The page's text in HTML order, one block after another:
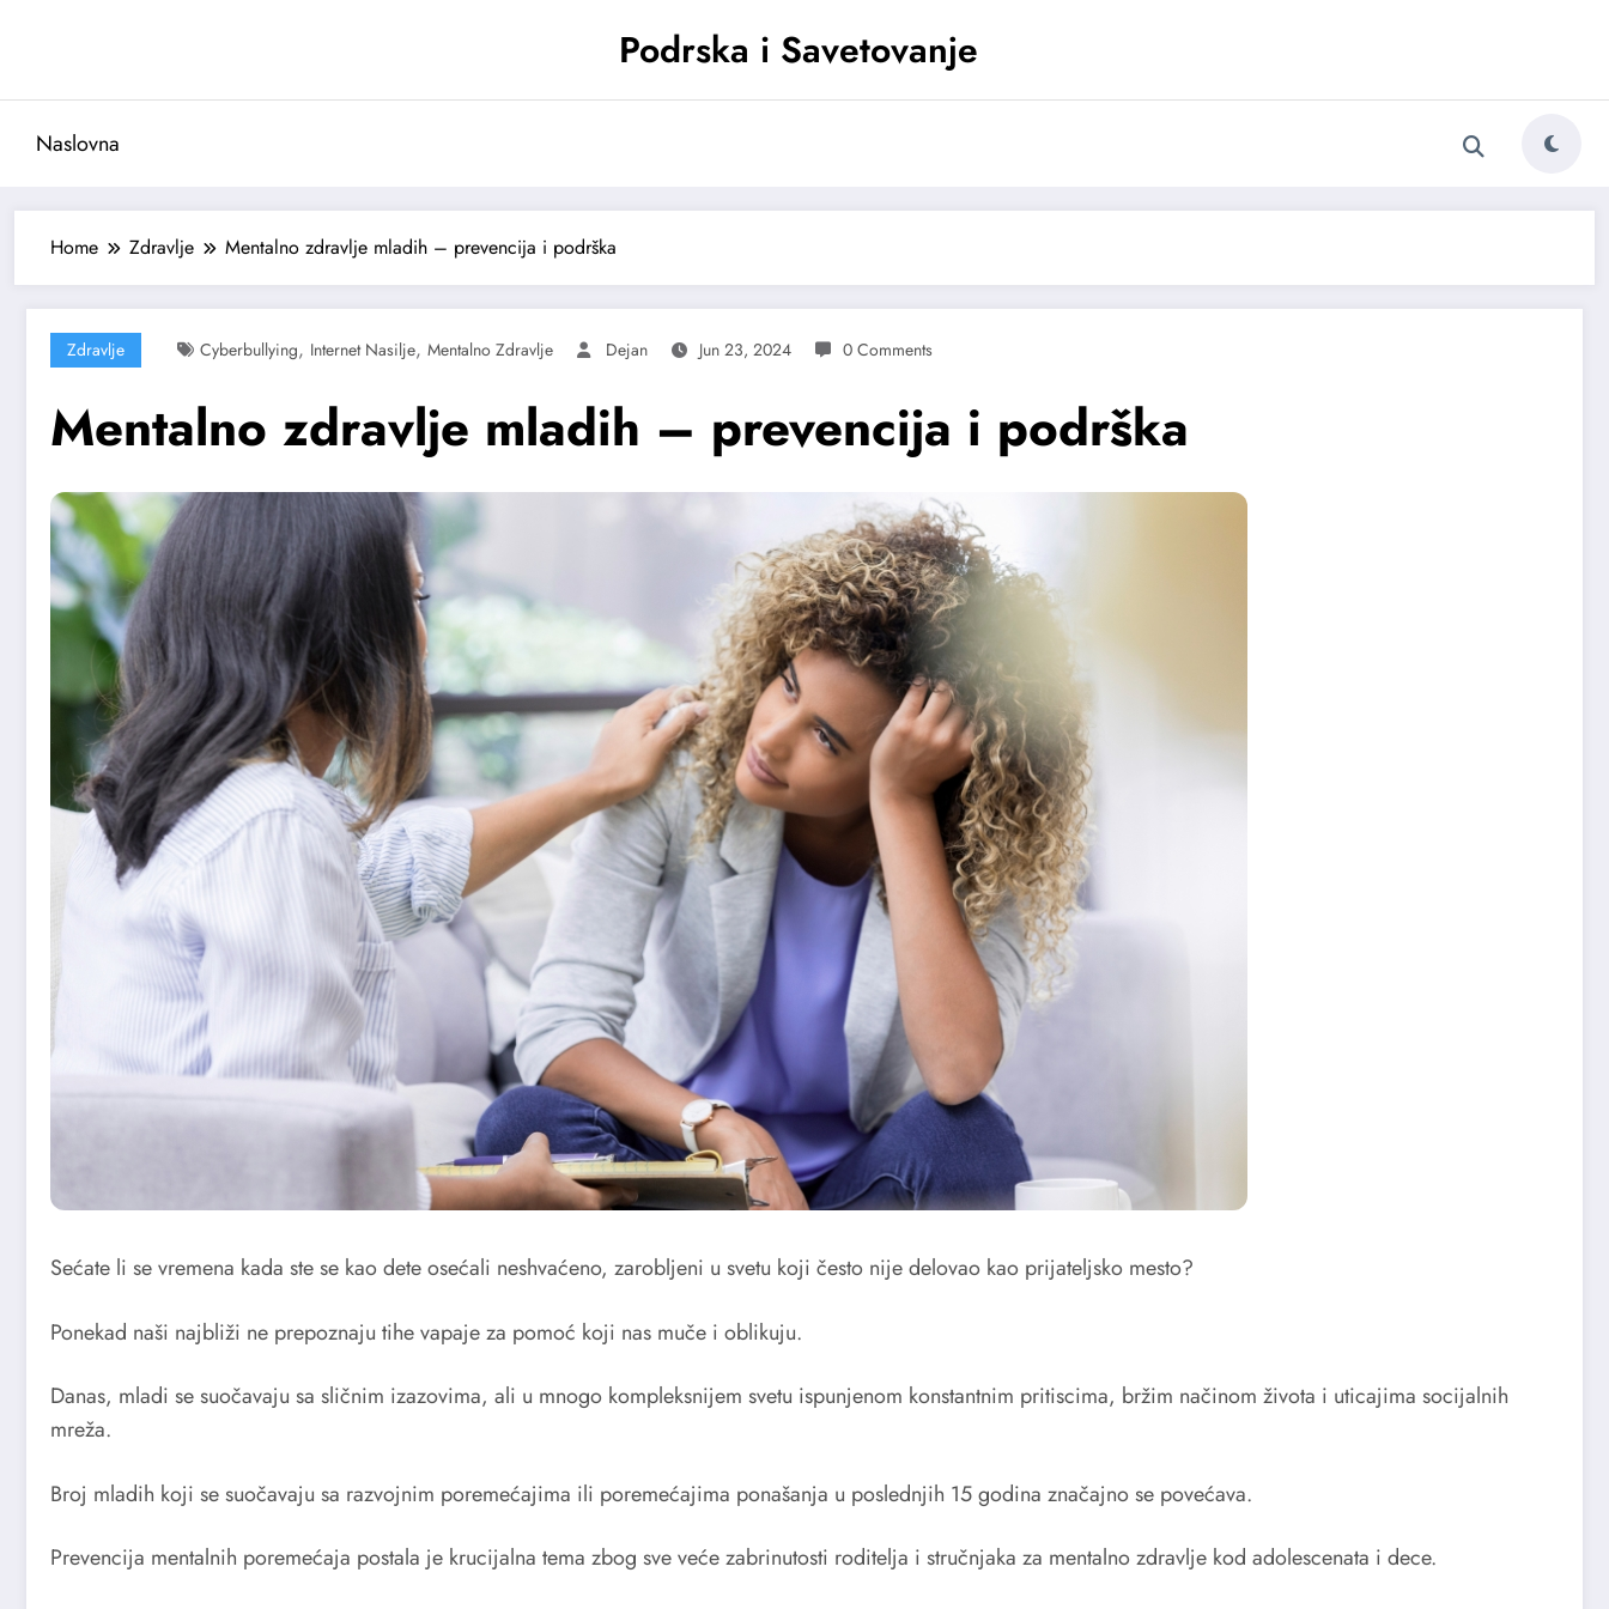
Podrska i Savetovanje
Naslovna
Home Zdravlje Mentalno zdravlje mladih – prevencija i podrška
Zdravlje Cyberbullying, Internet Nasilje, Mentalno Zdravlje Dejan Jun 23, 2024 0 Comments
Mentalno zdravlje mladih – prevencija i podrška
Sećate li se vremena kada ste se kao dete osećali neshvaćeno, zarobljeni u svetu koji često nije delovao kao prijateljsko mesto?
Ponekad naši najbliži ne prepoznaju tihe vapaje za pomoć koji nas muče i oblikuju.
Danas, mladi se suočavaju sa sličnim izazovima, ali u mnogo kompleksnijem svetu ispunjenom konstantnim pritiscima, bržim načinom života i uticajima socijalnih
mreža.
Broj mladih koji se suočavaju sa razvojnim poremećajima ili poremećajima ponašanja u poslednjih 15 godina značajno se povećava.
Prevencija mentalnih poremećaja postala je krucijalna tema zbog sve veće zabrinutosti roditelja i stručnjaka za mentalno zdravlje kod adolescenata i dece.